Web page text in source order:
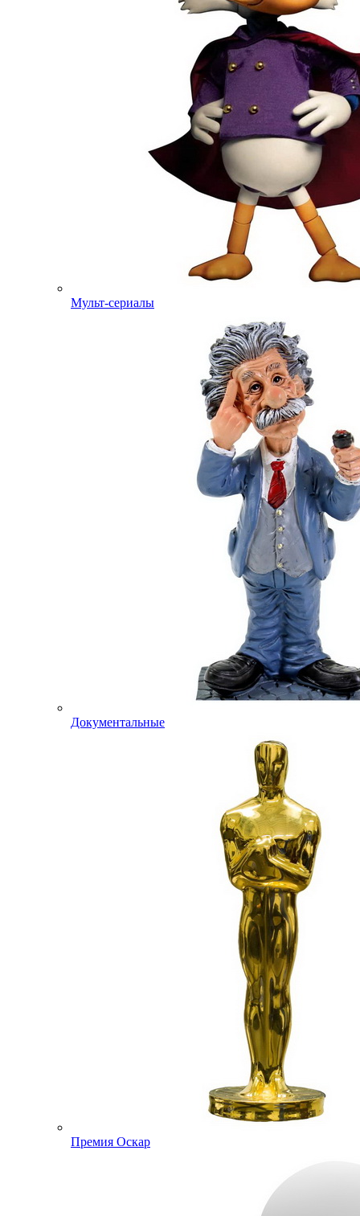
Мульт-сериалы
Документальные
Премия Оскар